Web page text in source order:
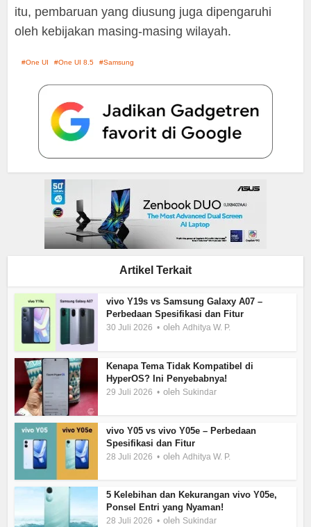
itu, pembaruan yang diusung juga dipengaruhi
oleh kebijakan masing-masing wilayah.
One UI One UI 8.5 Samsung
Artikel Terkait
vivo Y19s vs Samsung Galaxy A07 –
Perbedaan Spesifikasi dan Fitur
30 Juli 2026 olehAdhitya W. P.
Kenapa Tema Tidak Kompatibel di
HyperOS? Ini Penyebabnya!
29 Juli 2026 oleh Sukindar
vivo Y05 vs vivo Y05e – Perbedaan
Spesifikasi dan Fitur
28 Juli 2026 olehAdhitya W. P.
5 Kelebihan dan Kekurangan vivo Y05e,
Ponsel Entri yang Nyaman!
28 Juli 2026 oleh Sukindar